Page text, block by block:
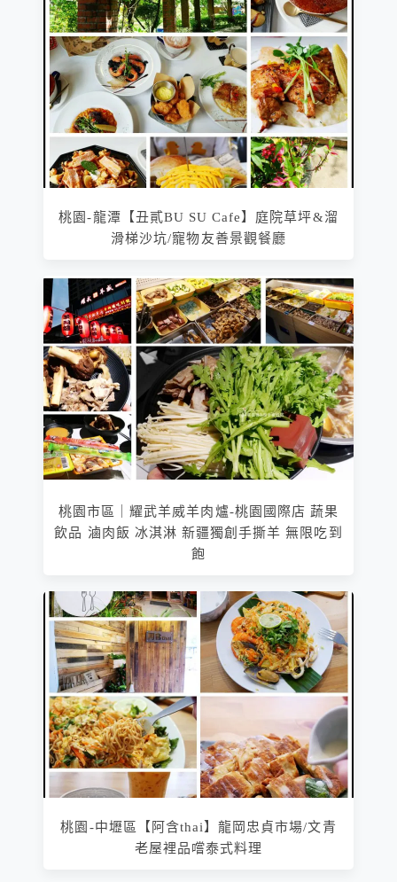
桃園-龍潭【丑貳BU SU Cafe】庭院草坪&溜
滑梯沙坑/寵物友善景觀餐廳
桃園市區｜耀武羊威羊肉爐-桃園國際店 蔬果
飲品 滷肉飯 冰淇淋 新疆獨創手撕羊 無限吃到
飽
桃園-中壢區【阿含thai】龍岡忠貞市場/文青
老屋裡品嚐泰式料理